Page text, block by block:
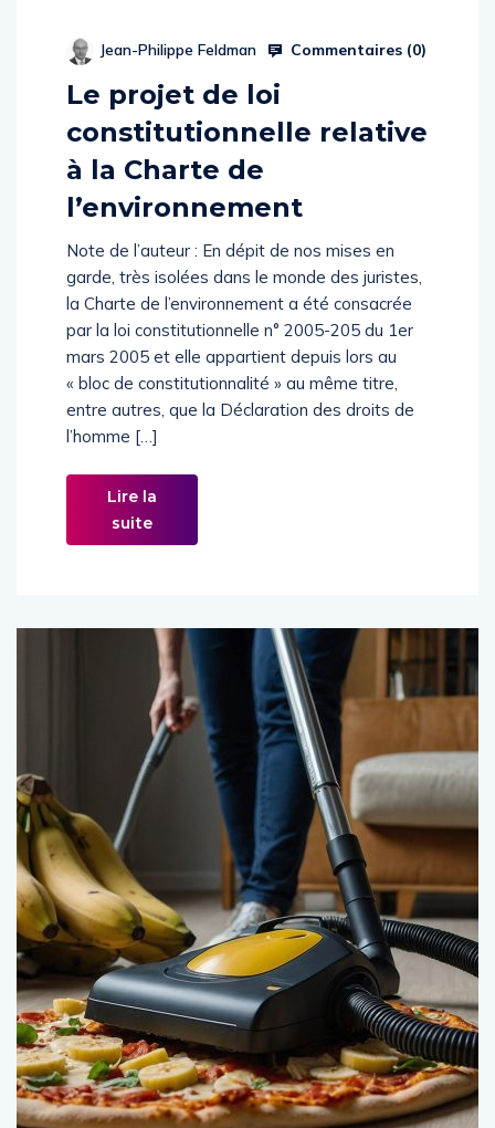
Jean-Philippe Feldman Commentaires (0)
Le projet de loi
constitutionnelle relative
à la Charte de
l’environnement
Note de l’auteur : En dépit de nos mises en
garde, très isolées dans le monde des juristes,
la Charte de l’environnement a été consacrée
par la loi constitutionnelle n° 2005-205 du 1er
mars 2005 et elle appartient depuis lors au
« bloc de constitutionnalité » au même titre,
entre autres, que la Déclaration des droits de
l’homme […]
Lire la
suite